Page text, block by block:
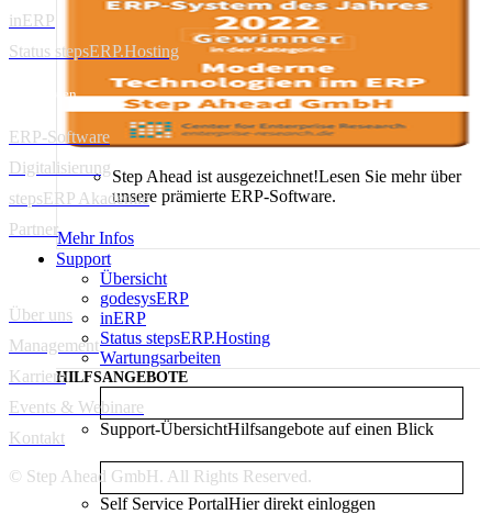
Step Ahead ist ausgezeichnet!Lesen Sie mehr über
unsere prämierte ERP-Software.
Mehr Infos
Support
Übersicht
godesysERP
inERP
Status stepsERP.Hosting
Wartungsarbeiten
HILFSANGEBOTE
Support-ÜbersichtHilfsangebote auf einen Blick
Self Service PortalHier direkt einloggen
inERP
Status stepsERP.Hosting
Ressourcen
ERP-Software
Digitalisierung
stepsERP Akademie
Partner
Unternehmen
Über uns
Management
Karriere
Events & Webinare
Kontakt
© Step Ahead GmbH. All Rights Reserved.